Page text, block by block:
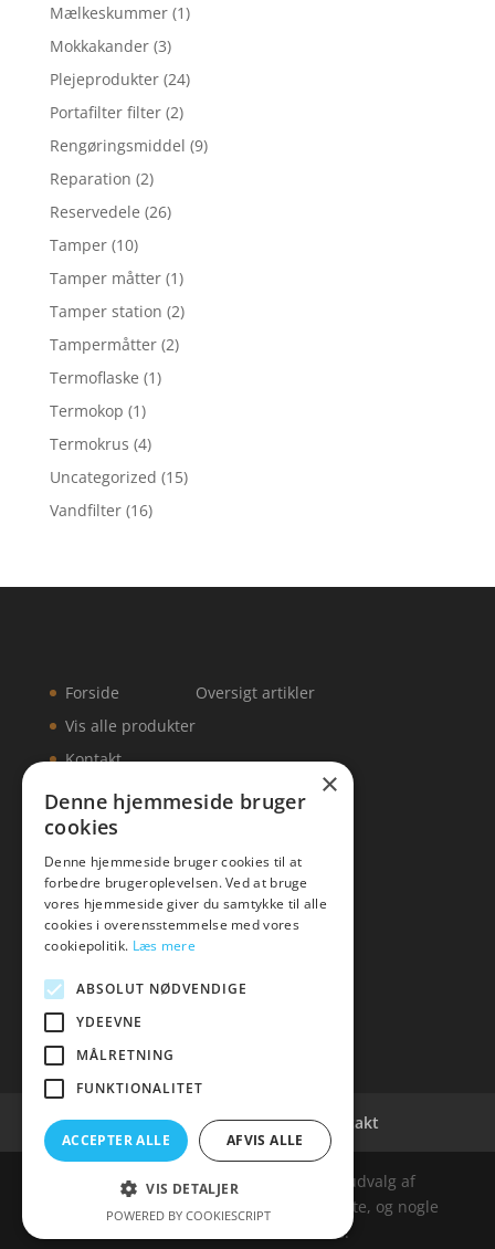
Mælkeskummer (1)
Mokkakander (3)
Plejeprodukter (24)
Portafilter filter (2)
Rengøringsmiddel (9)
Reparation (2)
Reservedele (26)
Tamper (10)
Tamper måtter (1)
Tamper station (2)
Tampermåtter (2)
Termoflaske (1)
Termokop (1)
Termokrus (4)
Uncategorized (15)
Vandfilter (16)
Forside
Vis alle produkter
Kontakt
Oversigt artikler
KONTAKT
Tlf: 7876 8672
Mail:info@delicious-vejle.dk
Cookie- og privatlivspolitik Kontakt
Denne hjemmeside samler et bredt udvalg af
spændende varer. Siden er et affiiliatesite, og nogle
links kan være affiliatelinks.
×
Denne hjemmeside bruger
cookies
Denne hjemmeside bruger cookies til at
forbedre brugeroplevelsen. Ved at bruge
vores hjemmeside giver du samtykke til alle
cookies i overensstemmelse med vores
cookiepolitik. Læs mere
ABSOLUT NØDVENDIGE
YDEEVNE
MÅLRETNING
FUNKTIONALITET
ACCEPTER ALLE AFVIS ALLE
VIS DETALJER
POWERED BY COOKIESCRIPT